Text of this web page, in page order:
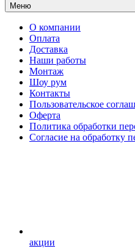
Меню
О компании
Оплата
Доставка
Наши работы
Монтаж
Шоу рум
Контакты
Пользовательское
Оферта
Политика обработки
Согласие на обработку
акции